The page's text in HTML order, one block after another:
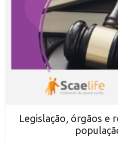
Legislação, órgãos e